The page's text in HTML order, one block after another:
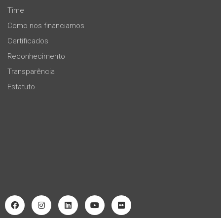
Time
Como nos financiamos
Certificados
Reconhecimento
Transparência
Estatuto